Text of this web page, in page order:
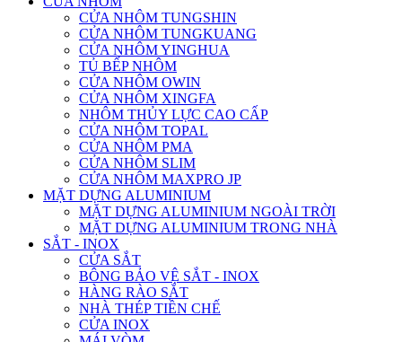
CỬA NHÔM TUNGSHIN
CỬA NHÔM TUNGKUANG
CỬA NHÔM YINGHUA
TỦ BẾP NHÔM
CỬA NHÔM OWIN
CỬA NHÔM XINGFA
NHÔM THỦY LỰC CAO CẤP
CỬA NHÔM TOPAL
CỬA NHÔM PMA
CỬA NHÔM SLIM
CỬA NHÔM MAXPRO JP
MẶT DỰNG ALUMINIUM
MẶT DỰNG ALUMINIUM NGOÀI TRỜI
MẶT DỰNG ALUMINIUM TRONG NHÀ
SẮT - INOX
CỬA SẮT
BÔNG BẢO VỆ SẮT - INOX
HÀNG RÀO SẮT
NHÀ THÉP TIỀN CHẾ
CỬA INOX